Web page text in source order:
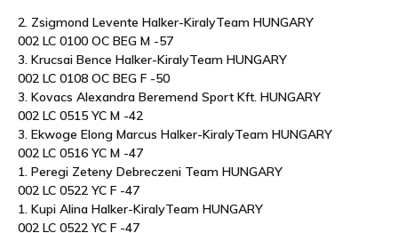
2. Zsigmond Levente Halker-KiralyTeam HUNGARY
002 LC 0100 OC BEG M -57
3. Krucsai Bence Halker-KiralyTeam HUNGARY
002 LC 0108 OC BEG F -50
3. Kovacs Alexandra Beremend Sport Kft. HUNGARY
002 LC 0515 YC M -42
3. Ekwoge Elong Marcus Halker-KiralyTeam HUNGARY
002 LC 0516 YC M -47
1. Peregi Zeteny Debreczeni Team HUNGARY
002 LC 0522 YC F -47
1. Kupi Alina Halker-KiralyTeam HUNGARY
002 LC 0522 YC F -47